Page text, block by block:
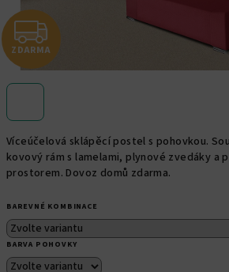
Víceúčelová sklápěcí postel s pohovkou.
kovový rám s lamelami, plynové zvedáky a
prostorem. Dovoz domů zdarma.
BAREVNÉ KOMBINACE
BARVA POHOVKY
Z
D
R
M
A
ZDARMA